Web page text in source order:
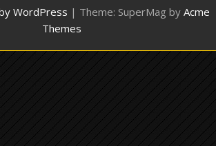
WordPress | Theme: SuperMag by Acme
Themes